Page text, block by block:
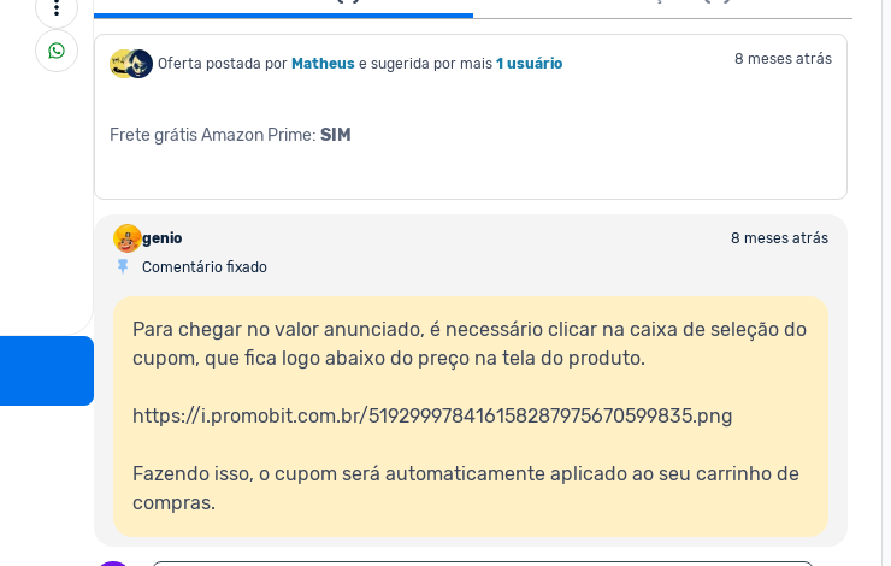
Oferta postada por Matheus e sugerida por mais 1 usuário 8 meses atrás
Frete grátis Amazon Prime: SIM
genio
8 meses atrás
Comentário fixado
Para chegar no valor anunciado, é necessário clicar na caixa de seleção do
cupom, que fica logo abaixo do preço na tela do produto.
https://i.promobit.com.br/519299978416158287975670599835.png
Fazendo isso, o cupom será automaticamente aplicado ao seu carrinho de
compras.